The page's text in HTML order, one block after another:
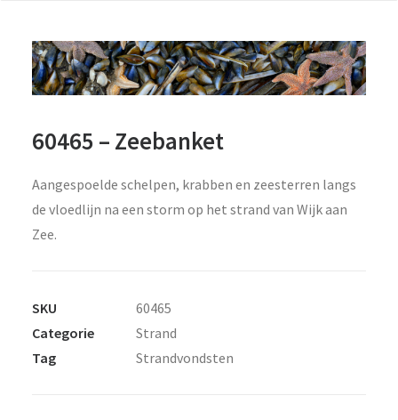
60465 – Zeebanket
Aangespoelde schelpen, krabben en zeesterren langs
de vloedlijn na een storm op het strand van Wijk aan
Zee.
SKU
60465
Categorie
Strand
Tag
Strandvondsten